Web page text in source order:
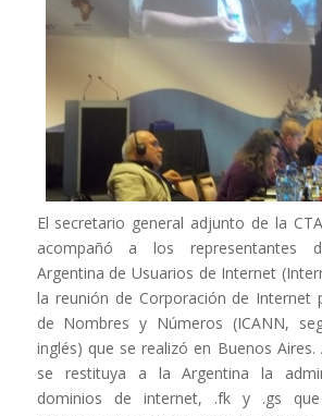
El secretario general adjunto de la
acompañó a los representantes
Argentina de Usuarios de Internet
la reunión de Corporación de Internet
de Nombres y Números (ICANN,
inglés) que se realizó en Buenos Aires.
se restituya a la Argentina la
dominios de internet, .fk y .gs que